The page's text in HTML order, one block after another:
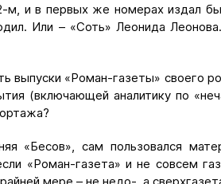
м, и в первых же номерах издал
Или – «Соть» Леонида
выпуски «Роман-газеты» своего
(включающей аналитику по
«Бесов», сам пользовался
«Роман-газета» и не совсем